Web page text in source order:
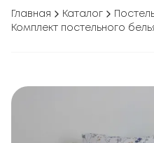
Главная Каталог
Комплект постельного